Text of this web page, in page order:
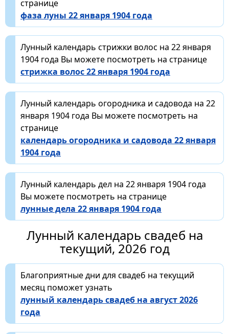
странице
фаза луны 22 января 1904 года
Лунный календарь стрижки волос на 22 января
1904 года Вы можете посмотреть на странице
стрижка волос 22 января 1904 года
Лунный календарь огородника и садовода на 22
января 1904 года Вы можете посмотреть на
странице
календарь огородника и садовода 22 января
1904 года
Лунный календарь дел на 22 января 1904 года
Вы можете посмотреть на странице
лунные дела 22 января 1904 года
Лунный календарь свадеб на
текущий, 2026 год
Благоприятные дни для свадеб на текущий
месяц поможет узнать
лунный календарь свадеб на август 2026
года